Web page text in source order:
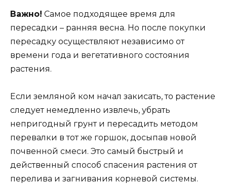
Важно! Самое подходящее время для
пересадки – ранняя весна. Но после покупки
пересадку осуществляют независимо от
времени года и вегетативного состояния
растения.
Если земляной ком начал закисать, то растение
следует немедленно извлечь, убрать
непригодный грунт и пересадить методом
перевалки в тот же горшок, досыпав новой
почвенной смеси. Это самый быстрый и
действенный способ спасения растения от
перелива и загнивания корневой системы.